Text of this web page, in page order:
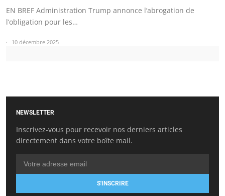
EN BREF Administration Trump annonce l’abrogation de
l’obligation pour les…
10 décembre 2025
NEWSLETTER
Inscrivez-vous pour recevoir nos derniers articles
directement dans votre boîte mail.
S'INSCRIRE